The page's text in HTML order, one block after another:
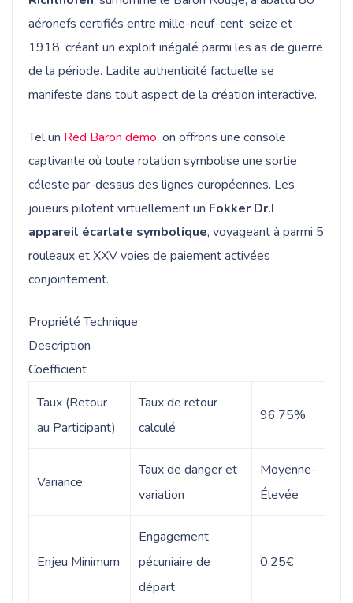
aéronefs certifiés entre mille-neuf-cent-seize et
1918, créant un exploit inégalé parmi les as de guerre
de la période. Ladite authenticité factuelle se
manifeste dans tout aspect de la création interactive.
Tel un Red Baron demo, on offrons une console
captivante où toute rotation symbolise une sortie
céleste par-dessus des lignes européennes. Les
joueurs pilotent virtuellement un Fokker Dr.I
appareil écarlate symbolique, voyageant à parmi 5
rouleaux et XXV voies de paiement activées
conjointement.
Propriété Technique
Description
Coefficient
Taux (Retour
au Participant)
Taux de retour
calculé
96.75%
Variance
Taux de danger et
variation
Moyenne-
Élevée
Enjeu Minimum
Engagement
pécuniaire de
départ
0.25€